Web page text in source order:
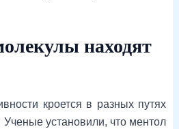
находят
кроется в разных путях
Ученые установили, что ментол